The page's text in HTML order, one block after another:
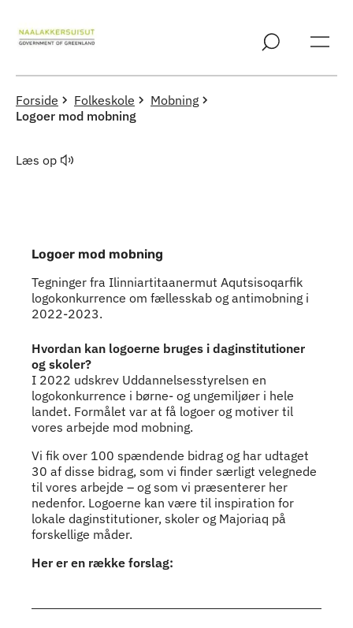
Forside Folkeskole
Mobning
Logoer mod mobning
Læs op
Logoer mod mobning
Tegninger fra Ilinniartitaanermut Aqutsisoqarfik
logokonkurrence om fællesskab og antimobning i
2022-2023.
Indhold
Hvordan kan logoerne bruges i daginstitutioner
og skoler?
I 2022 udskrev Uddannelsesstyrelsen en
logokonkurrence i børne- og ungemiljøer i hele
landet. Formålet var at få logoer og motiver til
vores arbejde mod mobning.
Vi fik over 100 spændende bidrag og har udtaget
30 af disse bidrag, som vi finder særligt velegnede
til vores arbejde – og som vi præsenterer her
nedenfor. Logoerne kan være til inspiration for
lokale daginstitutioner, skoler og Majoriaq på
forskellige måder.
Her er en række forslag: